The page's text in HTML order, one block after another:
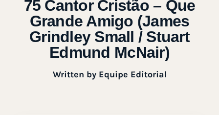
75 Cantor Cristão – Que
Grande Amigo (James
Grindley Small / Stuart
Edmund McNair)
Written byEquipe Editorial